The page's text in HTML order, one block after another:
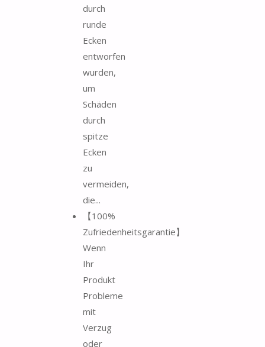
durch
runde
Ecken
entworfen
wurden,
um
Schäden
durch
spitze
Ecken
zu
vermeiden,
die...
【100%
Zufriedenheitsgarantie】
Wenn
Ihr
Produkt
Probleme
mit
Verzug
oder